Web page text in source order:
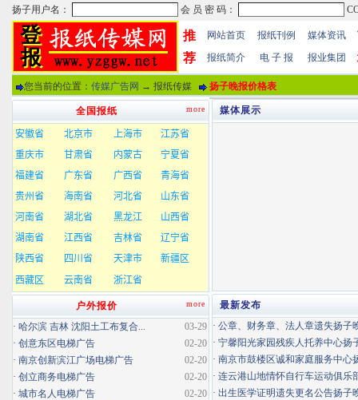
推
荐
网站首页 报纸刊例 媒体资讯
报纸简介 电 子 报 报业集团
您当前的位置： 传媒广告网 → 报纸传媒 扬子晚报价格表
媒体展示
最新发布
· 公章、财务章、法人章遗失扬子
· 宁馨阳光家园残疾人托养中心扬
· 南京市鼓楼区诚和家庭服务中心
· 连云港山地情怀自行车运动俱乐
· 出生医学证明遗失更名公告扬子
more
全国报纸
more
户外报价
03-29
· 哈尔滨 吉林 沈阳土工布复合...
02-20
· 创意东区电梯广告
02-20
· 南京创新滨江广场电梯广告
02-20
· 创立商务电梯广告
02-20
· 城市名人电梯广告